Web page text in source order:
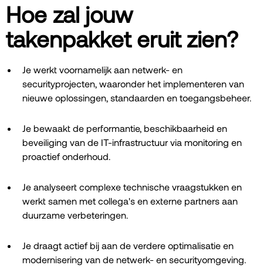
Hoe zal jouw
takenpakket eruit zien?
Je werkt voornamelijk aan netwerk- en
securityprojecten, waaronder het implementeren van
nieuwe oplossingen, standaarden en toegangsbeheer.
Je bewaakt de performantie, beschikbaarheid en
beveiliging van de IT-infrastructuur via monitoring en
proactief onderhoud.
Je analyseert complexe technische vraagstukken en
werkt samen met collega's en externe partners aan
duurzame verbeteringen.
Je draagt actief bij aan de verdere optimalisatie en
modernisering van de netwerk- en securityomgeving.